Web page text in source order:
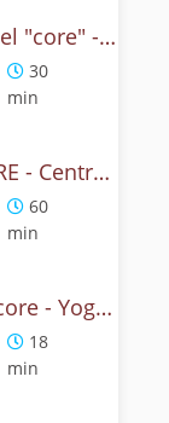
Consapevole nel "core" - Yoga dinamico
30
min
Yoga per il CORE - Centro forte e addome consapevole
60
min
Respira con il core - Yoga addominali e respirazione
18
min